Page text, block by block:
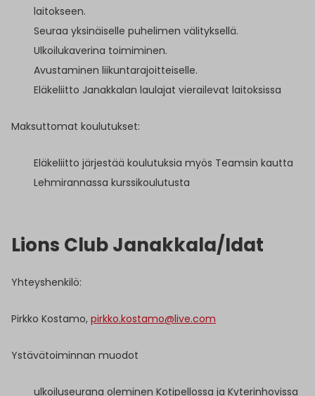
laitokseen.
Seuraa yksinäiselle puhelimen välityksellä.
Ulkoilukaverina toimiminen.
Avustaminen liikuntarajoitteiselle.
Eläkeliitto Janakkalan laulajat vierailevat laitoksissa
Maksuttomat koulutukset:
Eläkeliitto järjestää koulutuksia myös Teamsin kautta
Lehmirannassa kurssikoulutusta
Lions Club Janakkala/Idat
Yhteyshenkilö:
Pirkko Kostamo, pirkko.kostamo@live.com
Ystävätoiminnan muodot
ulkoiluseurana oleminen Kotipellossa ja Kyterinhovissa